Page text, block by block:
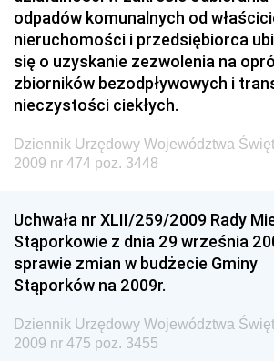
Dziennik Urzędowy Ministra
Dziennik Urzędowy Naczelnego
Państwowych
Dziennik Urzędowy Ministra
Dziennik Urzędowy Ministra Klimatu
Dziennik Urzędowy Ministra
Regionalnej
Dziennik Urzędowy Ministra
Dziennik Urzędowy Ministra Zdrowia
Dziennik Urzędowy Ministra
Inspektora Ochrony Środowiska
odpadów komunalnych od
nieruchomości i przedsiębiorca
się o uzyskanie zezwolenia na
zbiorników bezodpływowych i
nieczystości ciekłych.
Dziennik Urzędowy Województwa
2009 nr 474 poz. 3448
Uchwała nr XLII/259/2009 Rady
Stąporkowie z dnia 29 września
sprawie zmian w budżecie Gminy
Stąporków na 2009r.
Dziennik Urzędowy Województwa
2009 nr 475 poz. 3455